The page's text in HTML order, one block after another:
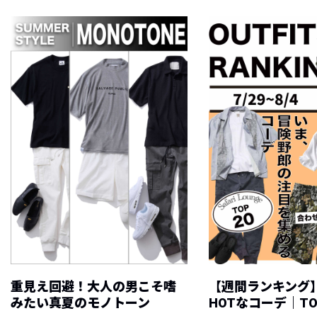
重見え回避！大人の男こそ嗜
みたい真夏のモノトーン
【週間ランキング
HOTなコーデ｜